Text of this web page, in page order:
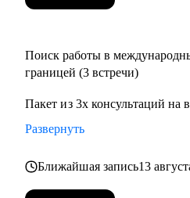
Поиск работы в
границей (3 встречи)
Пакет из 3х консультаций на
Развернуть
Ближайшая запись13